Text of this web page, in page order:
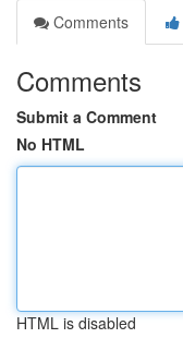
Comments
Comments
Submit a Comment
No HTML
HTML is disabled